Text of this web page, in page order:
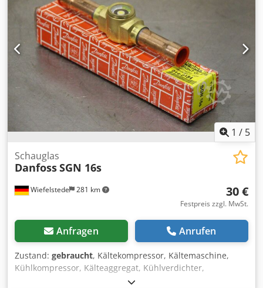
1 / 5
Wiefelstede 281 km
Schauglas
DanfossSGN 16s
30 €
Festpreis zzgl. MwSt.
Anfragen Anrufen
Zustand: gebraucht, Kältekompressor, Kältemaschine,
Kühlkompressor, Kälteaggregat, Kühlverdichter,
Verdichter, Filtertrocknergehäuse, Absperrventil,